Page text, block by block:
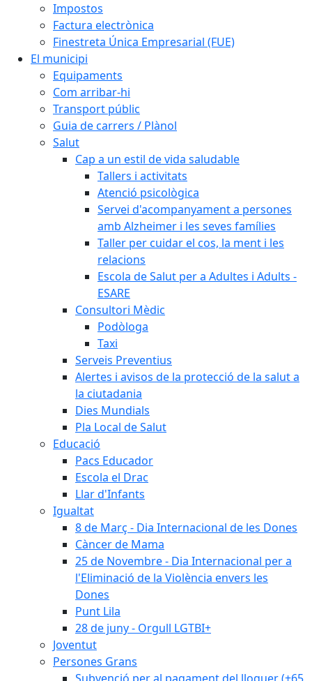
Impostos
Factura electrònica
Finestreta Única Empresarial (FUE)
El municipi
Equipaments
Com arribar-hi
Transport públic
Guia de carrers / Plànol
Salut
Cap a un estil de vida saludable
Tallers i activitats
Atenció psicològica
Servei d'acompanyament a persones
amb Alzheimer i les seves famílies
Taller per cuidar el cos, la ment i les
relacions
Escola de Salut per a Adultes i Adults -
ESARE
Consultori Mèdic
Podòloga
Taxi
Serveis Preventius
Alertes i avisos de la protecció de la salut a
la ciutadania
Dies Mundials
Pla Local de Salut
Educació
Pacs Educador
Escola el Drac
Llar d'Infants
Igualtat
8 de Març - Dia Internacional de les Dones
Càncer de Mama
25 de Novembre - Dia Internacional per a
l'Eliminació de la Violència envers les
Dones
Punt Lila
28 de juny - Orgull LGTBI+
Joventut
Persones Grans